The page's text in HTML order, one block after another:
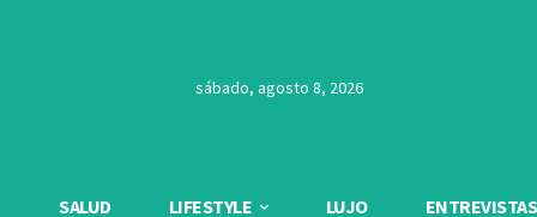
sábado, agosto 8, 2026
SALUD LIFESTYLE LUJO ENTREVISTAS